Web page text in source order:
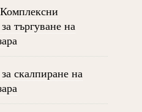
търгуване на
скалпиране на